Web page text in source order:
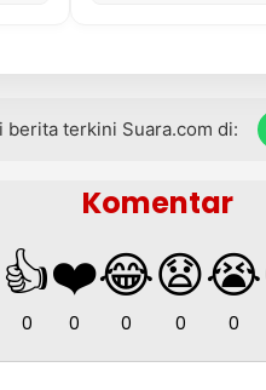
berita terkini Suara.com di:
Komentar
👍
0
❤️
0
😂
0
😧
0
😭
0